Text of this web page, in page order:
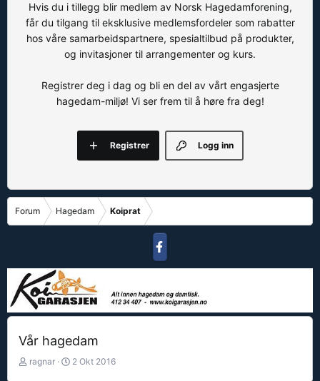
Hvis du i tillegg blir medlem av Norsk Hagedamforening,
får du tilgang til eksklusive medlemsfordeler som rabatter
hos våre samarbeidspartnere, spesialtilbud på produkter,
og invitasjoner til arrangementer og kurs.
Registrer deg i dag og bli en del av vårt engasjerte
hagedam-miljø! Vi ser frem til å høre fra deg!
Logg inn
Registrer
Forum Hagedam Koiprat
Vår hagedam
T
ragnar
S
2 Okt 2016